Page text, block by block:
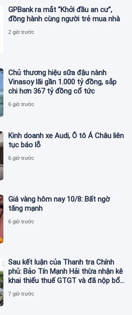
GPBank ra mắt "Khởi đầu an cư",
đồng hành cùng người trẻ mua nhà
2 giờ trước
Chủ thương hiệu sữa đậu nành
Vinasoy lãi gần 1.000 tỷ đồng, sắp
chi hơn 367 tỷ đồng cổ tức
6 giờ trước
Kinh doanh xe Audi, Ô tô Á Châu liên
tục báo lỗ
6 giờ trước
Giá vàng hôm nay 10/8: Bất ngờ
tăng mạnh
6 giờ trước
Sau kết luận của Thanh tra Chính
phủ: Bảo Tín Mạnh Hải thừa nhận kê
khai thiếu thuế GTGT và đã nộp bổ
sung
7 giờ trước